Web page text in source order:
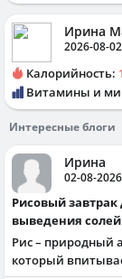
Ирина
2026-08-02
Калорийность:
Витамины и
Интересные блоги
Ирина
02-08-2026
Рисовый завтрак для
выведения солей
Рис – природный
который